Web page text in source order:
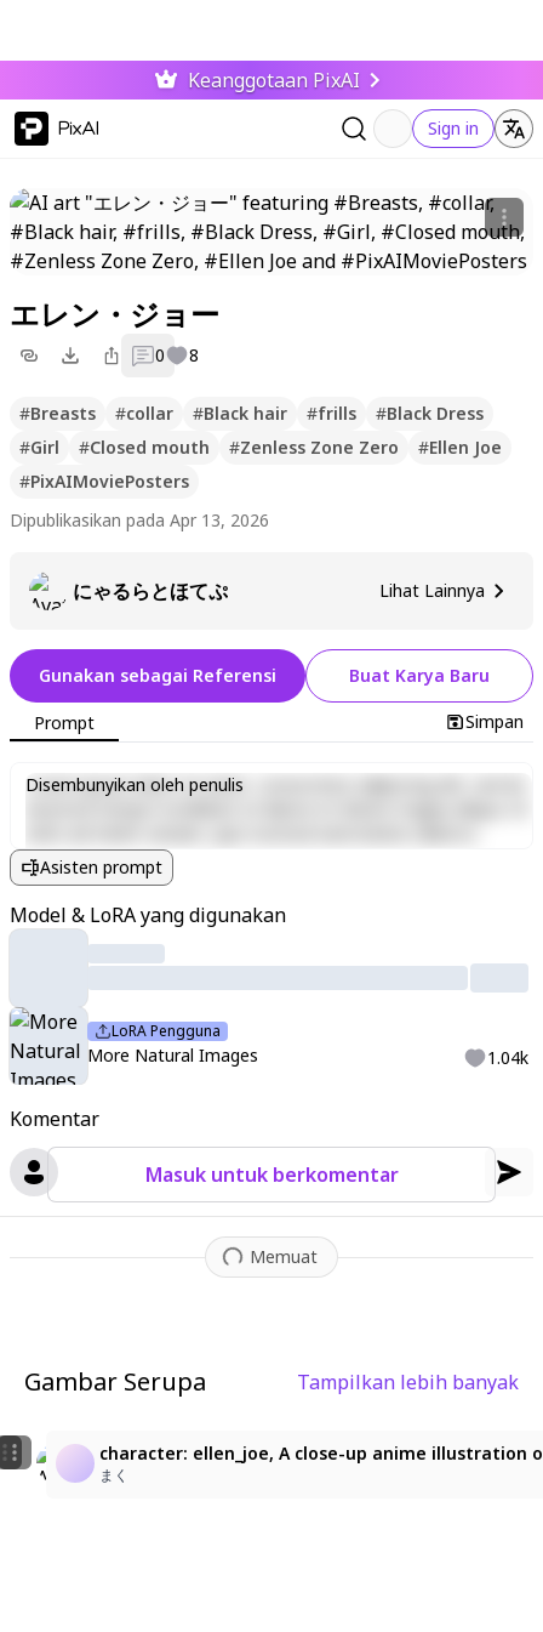
Keanggotaan PixAI
PixAI Sign in
エレン・ジョー
0 8
#Breasts #collar #Black hair #frills #Black Dress
#Girl #Closed mouth #Zenless Zone Zero #Ellen Joe
#PixAIMoviePosters
Dipublikasikan pada Apr 13, 2026
にゃるらとほてぷ Lihat Lainnya
Komentar
Masuk untuk berkomentar
Memuat
Gunakan sebagai Referensi Buat Karya Baru
Prompt Simpan
Lorem ipsum dolor sit amet, consectetur adipiscing elit, sed do
laboris nisi ut aliquip ex ea commodo consequat. Duis aute irure
dolor in reprehenderit in voluptate velit esse cillum dolore eu
fugiat nulla pariatur. Excepteur sint occaecat cupidatat non
proident, sunt in culpa qui officia deserunt mollit anim id est
Disembunyikan oleh penulis
Asisten prompt
Model & LoRA yang digunakan
LoRA Pengguna
More Natural Images 1.04k
Gambar Serupa Tampilkan lebih banyak
Ellen Joe, raai_art_style, modare style, a maid
NC
Ellen joe new LoRa test
kyou-chan ♡
character: ellen_joe, A close-up anime
まく